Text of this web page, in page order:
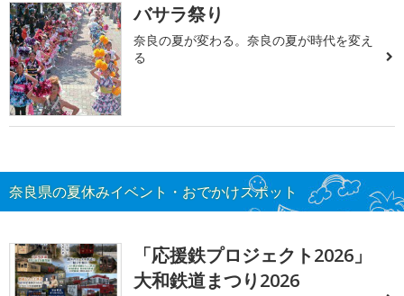
バサラ祭り
奈良の夏が変わる。奈良の夏が時代を変え
る
奈良県の夏休みイベント・おでかけスポット
「応援鉄プロジェクト2026」
大和鉄道まつり2026